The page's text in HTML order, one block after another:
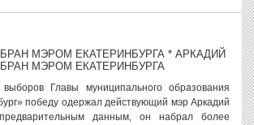
МЭРОМ ЕКАТЕРИНБУРГА * АРКАДИЙ
МЭРОМ ЕКАТЕРИНБУРГА
Главы муниципального образования
победу одержал действующий мэр Аркадий
данным, он набрал более